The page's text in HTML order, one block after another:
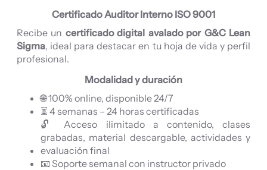
Certificado Auditor Interno ISO 9001
Recibe un certificado digital avalado por G&C Lean
Sigma, ideal para destacar en tu hoja de vida y perfil
profesional.
Modalidad y duración
🌐 100% online, disponible 24/7
⏳ 4 semanas – 24 horas certificadas
🔓 Acceso ilimitado a contenido, clases
grabadas, material descargable, actividades y
evaluación final
📧 Soporte semanal con instructor privado